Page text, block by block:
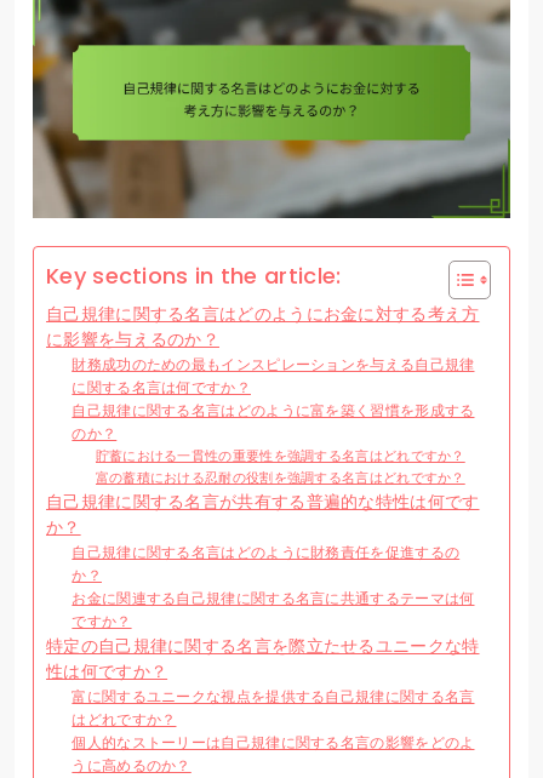
Key sections in the article:
自己規律に関する名言はどのようにお金に対する考え方
に影響を与えるのか？
財務成功のための最もインスピレーションを与える自己規律
に関する名言は何ですか？
自己規律に関する名言はどのように富を築く習慣を形成する
のか？
貯蓄における一貫性の重要性を強調する名言はどれですか？
富の蓄積における忍耐の役割を強調する名言はどれですか？
自己規律に関する名言が共有する普遍的な特性は何です
か？
自己規律に関する名言はどのように財務責任を促進するの
か？
お金に関連する自己規律に関する名言に共通するテーマは何
ですか？
特定の自己規律に関する名言を際立たせるユニークな特
性は何ですか？
富に関するユニークな視点を提供する自己規律に関する名言
はどれですか？
個人的なストーリーは自己規律に関する名言の影響をどのよ
うに高めるのか？